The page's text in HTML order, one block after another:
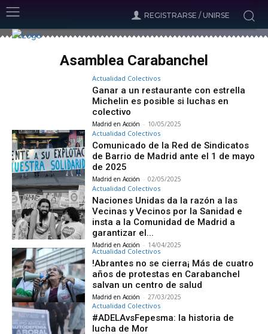
REGISTRARSE / UNIRSE
Asamblea Carabanchel
Actualidad Colectivos
Ganar a un restaurante con estrella
Michelin es posible si luchas en
colectivo
Madrid en Acción - 10/05/2025
Actualidad Colectivos
Comunicado de la Red de Sindicatos
de Barrio de Madrid ante el 1 de mayo
de 2025
Madrid en Acción - 02/05/2025
Actualidad Colectivos
Naciones Unidas da la razón a las
Vecinas y Vecinos por la Sanidad e
insta a la Comunidad de Madrid a
garantizar el...
Madrid en Acción - 14/04/2025
Actualidad Colectivos
!Abrantes no se cierra¡ Más de cuatro
años de protestas en Carabanchel
salvan un centro de salud
Madrid en Acción - 27/03/2025
Actualidad Colectivos
#ADELAvsFepesma: la historia de
lucha de Mor